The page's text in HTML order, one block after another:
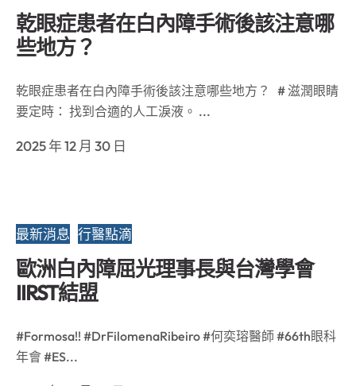
乾眼症患者在白內障手術後該注意哪
些地方？
乾眼症患者在白內障手術後該注意哪些地方？ # 滋潤眼睛
要定時： 找到合適的人工淚液。 ...
2025 年 12 月 30 日
最新消息 行醫點滴
歐洲白內障屈光理事長與台灣學會
IIRST結盟
#Formosa!! #DrFilomenaRibeiro #何奕瑢醫師 #66th眼科
年會 #ES...